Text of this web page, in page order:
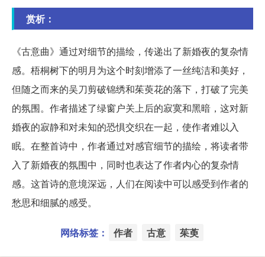
赏析：
《古意曲》通过对细节的描绘，传递出了新婚夜的复杂情
感。梧桐树下的明月为这个时刻增添了一丝纯洁和美好，
但随之而来的吴刀剪破锦绣和茱萸花的落下，打破了完美
的氛围。作者描述了绿窗户关上后的寂寞和黑暗，这对新
婚夜的寂静和对未知的恐惧交织在一起，使作者难以入
眠。在整首诗中，作者通过对感官细节的描绘，将读者带
入了新婚夜的氛围中，同时也表达了作者内心的复杂情
感。这首诗的意境深远，人们在阅读中可以感受到作者的
愁思和细腻的感受。
网络标签： 作者 古意 茱萸